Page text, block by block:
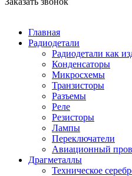
Главная
Радиодетали
Радиодетали как
Конденсаторы
Микросхемы
Транзисторы
Разъемы
Реле
Резисторы
Лампы
Переключатели
Авиационный
Драгметаллы
Техническое